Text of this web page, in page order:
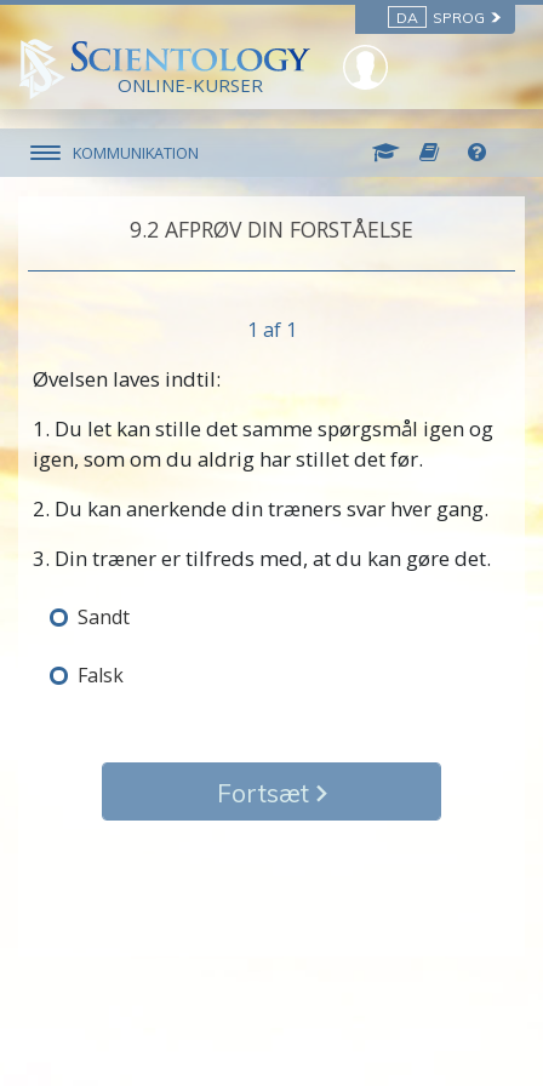
DA SPROG
ONLINE-KURSER
KOMMUNIKATION
9.‎2 AFPRØV DIN FORSTÅELSE
1 af 1
Øvelsen laves indtil:
1. Du let kan stille det samme spørgsmål igen og
igen, som om du aldrig har stillet det før.
2. Du kan anerkende din træners svar hver gang.
3. Din træner er tilfreds med, at du kan gøre det.
Sandt
Falsk
Fortsæt